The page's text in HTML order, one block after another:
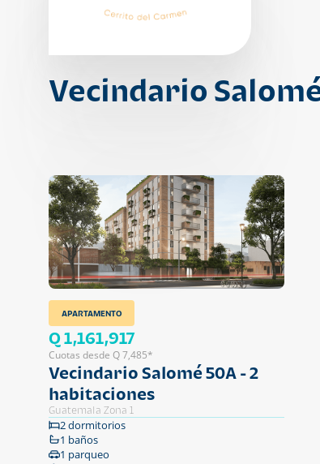
Vecindario
APARTAMENTO
Q 1,161,917
Cuotas desde Q 7,485*
Vecindario Salomé 50A - 2
habitaciones
Guatemala Zona 1
2 dormitorios
1 baños
1 parqueo